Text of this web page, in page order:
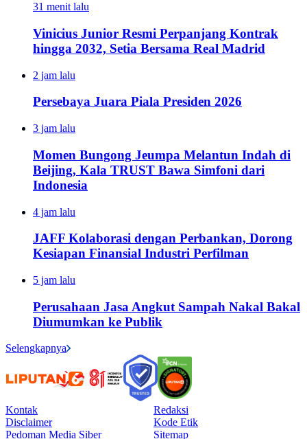
31 menit lalu
Vinicius Junior Resmi Perpanjang Kontrak
hingga 2032, Setia Bersama Real Madrid
2 jam lalu
Persebaya Juara Piala Presiden 2026
3 jam lalu
Momen Bungong Jeumpa Melantun Indah di
Beijing, Kala TRUST Bawa Simfoni dari
Indonesia
4 jam lalu
JAFF Kolaborasi dengan Perbankan, Dorong
Kesiapan Finansial Industri Perfilman
5 jam lalu
Perusahaan Jasa Angkut Sampah Nakal Bakal
Diumumkan ke Publik
Selengkapnya
Kontak
Redaksi
Disclaimer
Kode Etik
Pedoman Media Siber
Sitemap